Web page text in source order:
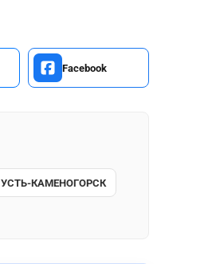
Facebook
УСТЬ-КАМЕНОГОРСК